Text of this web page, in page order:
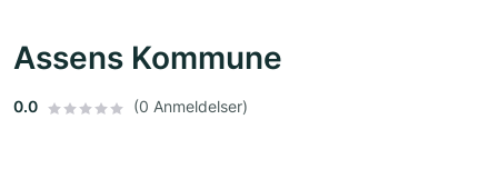
Assens Kommune
0.0 (0 Anmeldelser)